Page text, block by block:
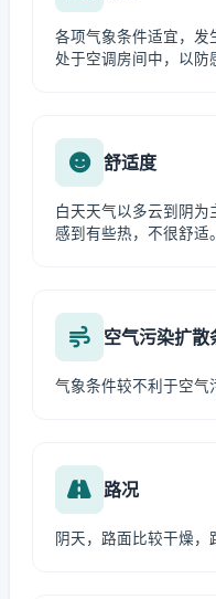
各项气象条件适宜，发
处于空调房间中，以防
舒适度
白天天气以多云到阴
感到有些热，不很舒适。
空气污染扩散
气象条件较不利于空气
路况
阴天，路面比较干燥，